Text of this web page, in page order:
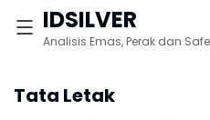
IDSILVER
Analisis Emas, Perak dan
Tata Letak